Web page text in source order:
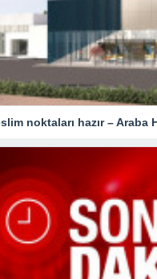
noktaları hazır – Araba